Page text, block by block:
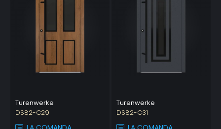
Turenwerke
DS82-C29
Turenwerke
DS82-C31